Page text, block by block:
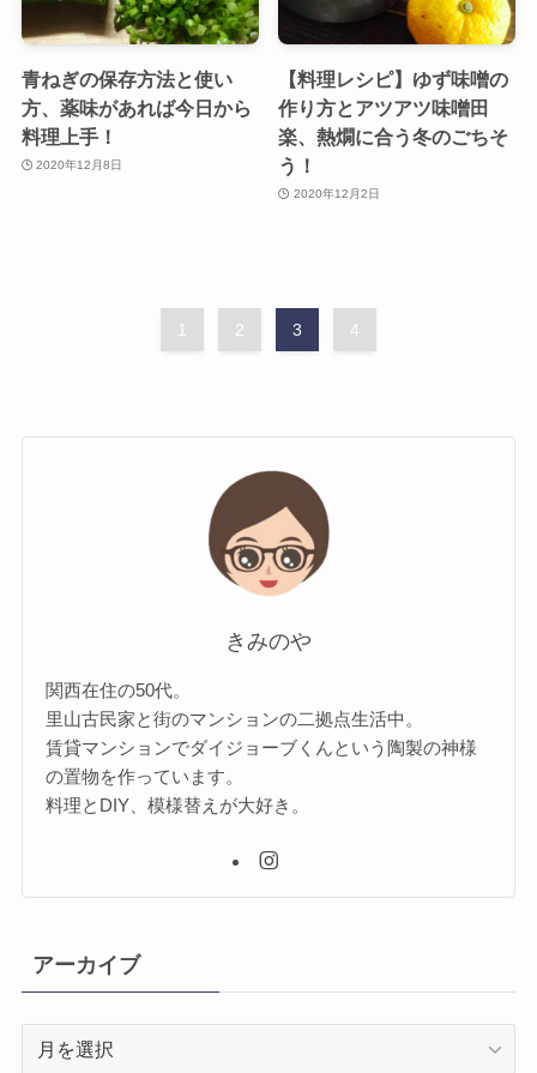
青ねぎの保存方法と使い
方、薬味があれば今日から
料理上手！
2020年12月8日
【料理レシピ】ゆず味噌の
作り方とアツアツ味噌田
楽、熱燗に合う冬のごちそ
う！
2020年12月2日
1 2 3 4
きみのや
関西在住の50代。
里山古民家と街のマンションの二拠点生活中。
賃貸マンションでダイジョーブくんという陶製の神様
の置物を作っています。
料理とDIY、模様替えが大好き。
アーカイブ